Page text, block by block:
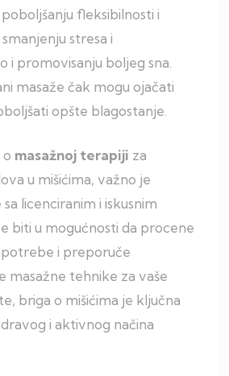
fleksibilnosti i
stresa i
i promovisanju boljeg sna.
masaže čak mogu ojačati
opšte blagostanje.
masažnoj terapiji za
u mišićima, važno je
licenciranim i iskusnim
biti u mogućnosti da procene
i preporuče
masažne tehnike za vaše
briga o mišićima je ključna
i aktivnog načina